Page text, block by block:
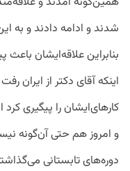
شدند و ادامه دادند و به
بنابراین علاقه‌ایشان
اینکه آقای دکتر از
کارهای‌ایشان را پیگیری
و امروز هم حتی آن‌گونه
دوره‌های تابستانی